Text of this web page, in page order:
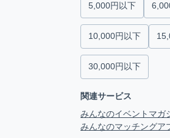
5,000円以下
10,000円以下
30,000円以下
関連サービス
みんなのイベントマガ
みんなのマッチングア